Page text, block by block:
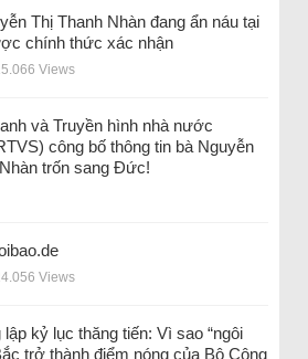
Thị Thanh Nhàn đang ẩn náu tại
chính thức xác nhận
Views
và Truyền hình nhà nước
công bố thông tin bà Nguyễn
trốn sang Đức!
Views
lập kỷ lục thăng tiến: Vì sao “ngôi
trở thành điểm nóng của Bộ Công